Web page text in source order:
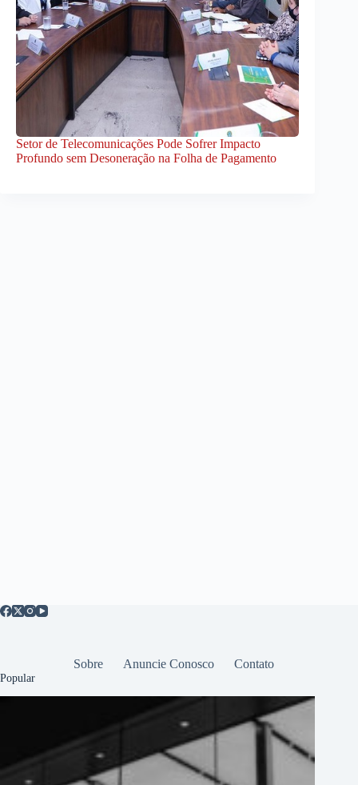
Setor de Telecomunicações Pode Sofrer Impacto
Profundo sem Desoneração na Folha de Pagamento
Sobre Anuncie Conosco Contato
Popular